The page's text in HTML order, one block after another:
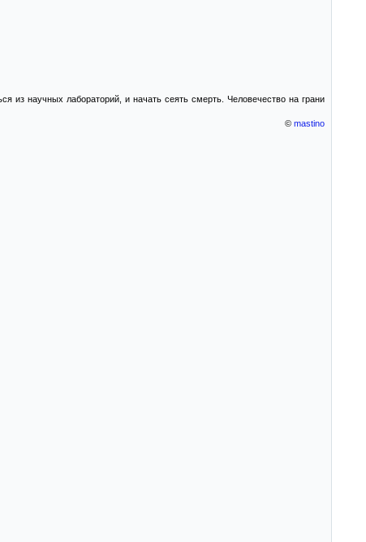
из научных лабораторий, и начать сеять смерть. Человечество на грани
© mastino